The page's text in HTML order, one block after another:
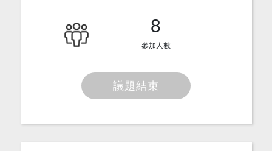
8
參加人數
議題結束